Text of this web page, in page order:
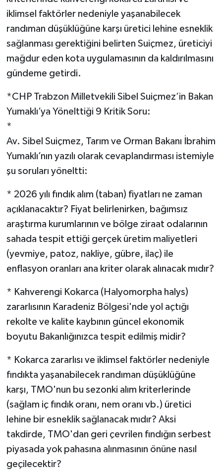
iklimsel faktörler nedeniyle yaşanabilecek
randıman düşüklüğüne karşı üretici lehine esneklik
sağlanması gerektiğini belirten Suiçmez, üreticiyi
mağdur eden kota uygulamasının da kaldırılmasını
gündeme getirdi.
*CHP Trabzon Milletvekili Sibel Suiçmez’in Bakan
Yumaklı’ya Yönelttiği 9 Kritik Soru:
*
Av. Sibel Suiçmez, Tarım ve Orman Bakanı İbrahim
Yumaklı’nın yazılı olarak cevaplandırması istemiyle
şu soruları yöneltti:
* 2026 yılı fındık alım (taban) fiyatları ne zaman
açıklanacaktır? Fiyat belirlenirken, bağımsız
araştırma kurumlarının ve bölge ziraat odalarının
sahada tespit ettiği gerçek üretim maliyetleri
(yevmiye, patoz, nakliye, gübre, ilaç) ile
enflasyon oranları ana kriter olarak alınacak mıdır?
* Kahverengi Kokarca (Halyomorpha halys)
zararlısının Karadeniz Bölgesi'nde yol açtığı
rekolte ve kalite kaybının güncel ekonomik
boyutu Bakanlığınızca tespit edilmiş midir?
* Kokarca zararlısı ve iklimsel faktörler nedeniyle
fındıkta yaşanabilecek randıman düşüklüğüne
karşı, TMO'nun bu sezonki alım kriterlerinde
(sağlam iç fındık oranı, nem oranı vb.) üretici
lehine bir esneklik sağlanacak mıdır? Aksi
takdirde, TMO'dan geri çevrilen fındığın serbest
piyasada yok pahasına alınmasının önüne nasıl
geçilecektir?